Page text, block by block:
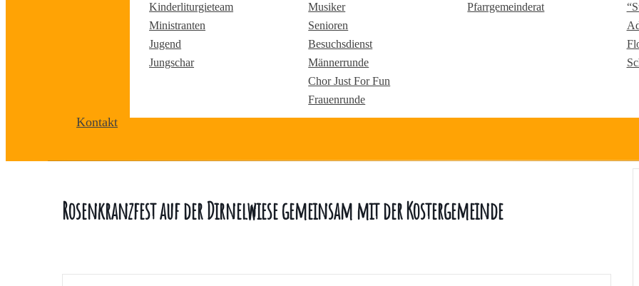
Kinderliturgieteam
Ministranten
Jugend
Jungschar
Musiker
Senioren
Besuchsdienst
Männerrunde
Chor Just For Fun
Frauenrunde
Pfarrgemeinderat
Kontakt
Rosenkranzfest auf der Dirnelwiese gemeinsam mit der Kostergemeinde